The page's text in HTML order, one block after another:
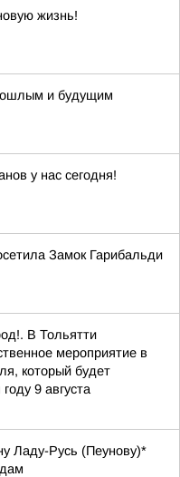
жизнь!
и будущим
у нас сегодня!
Замок Гарибальди
В Тольятти
мероприятие в
который будет
9 августа
Ладу-Русь (Пеунову)*